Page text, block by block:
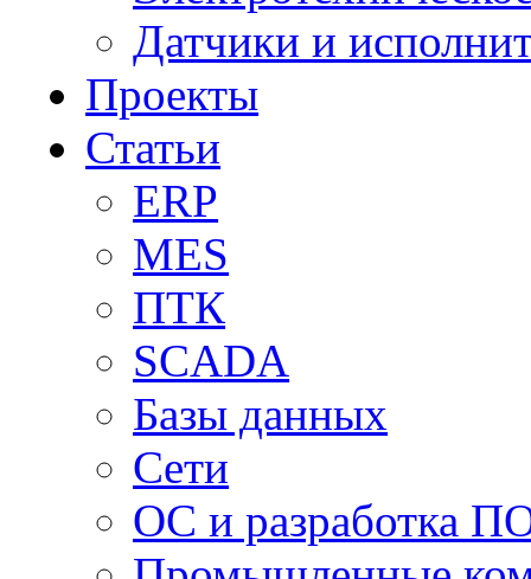
Датчики и
Проекты
Статьи
ERP
MES
ПТК
SCADA
Базы данных
Сети
ОС и разработка